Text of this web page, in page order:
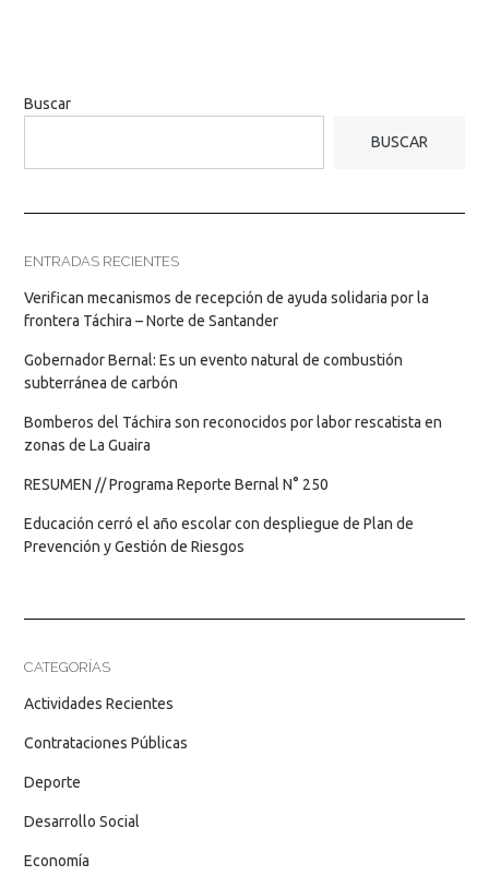
Buscar
BUSCAR
ENTRADAS RECIENTES
Verifican mecanismos de recepción de ayuda solidaria por la
frontera Táchira – Norte de Santander
Gobernador Bernal: Es un evento natural de combustión
subterránea de carbón
Bomberos del Táchira son reconocidos por labor rescatista en
zonas de La Guaira
RESUMEN // Programa Reporte Bernal N° 250
Educación cerró el año escolar con despliegue de Plan de
Prevención y Gestión de Riesgos
CATEGORÍAS
Actividades Recientes
Contrataciones Públicas
Deporte
Desarrollo Social
Economía